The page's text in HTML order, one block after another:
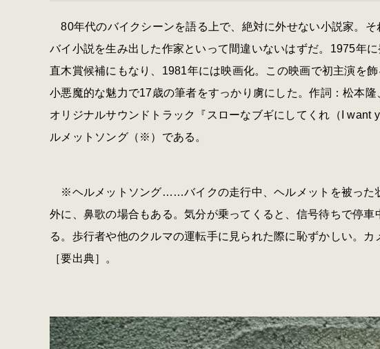
80年代のバイクシーンを語る上で、絶対に外せない小説家。そ
バイ小説を生み出した作家といって間違いないはずだ。1975年
直木賞候補にもなり、1981年には映画化。この映画で初主演を
小悪魔的な魅力で17歳の筆者をすっかり虜にした。作詞：松本隆
オリジナルサウンドトラック『スローなブギにしてくれ（I want
ルメットソング（※）である。
※ヘルメットソング……バイクの走行中、ヘルメットを被った
外に、鼻歌の場合もある。気分が乗ってくると、信号待ちで停
る。歩行者や他のクルマの運転手に見られた際に恥ずかしい。
［要出典］。